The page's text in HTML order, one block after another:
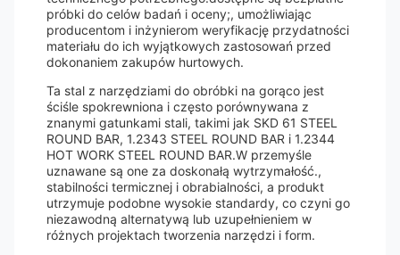
próbki do celów badań i oceny;, umożliwiając
producentom i inżynierom weryfikację przydatności
materiału do ich wyjątkowych zastosowań przed
dokonaniem zakupów hurtowych.
Ta stal z narzędziami do obróbki na gorąco jest
ściśle spokrewniona i często porównywana z
znanymi gatunkami stali, takimi jak SKD 61 STEEL
ROUND BAR, 1.2343 STEEL ROUND BAR i 1.2344
HOT WORK STEEL ROUND BAR.W przemyśle
uznawane są one za doskonałą wytrzymałość.,
stabilności termicznej i obrabialności, a produkt
utrzymuje podobne wysokie standardy, co czyni go
niezawodną alternatywą lub uzupełnieniem w
różnych projektach tworzenia narzędzi i form.